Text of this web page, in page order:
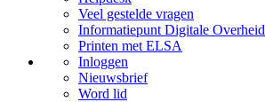
Veel gestelde vragen
Informatiepunt Digitale Overheid
Printen met ELSA
Inloggen
Nieuwsbrief
Word lid